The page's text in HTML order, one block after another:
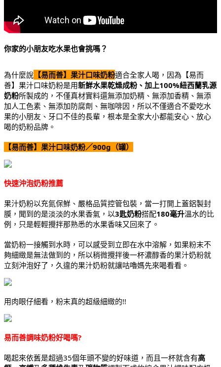
你家的小朋友吃水果也會挑嗎？
為什麼說 【易而善】果汁口味奶粉適合全家人喝，因為【易而
善】果汁口味奶粉是用新鮮水果乾燥成粉、加上100%紐西蘭乳源
奶粉所製成的，不僅真材實料還無添加奶精、無添加香精、無添
加人工色素、無添加防腐劑、無咖啡因，所以不僅適合不愛吃水
果的小朋友、牙口不佳的長輩，根本是全家大小都能安心、放心
喝的奶粉品牌。
【易而善】果汁口味奶粉／900g（罐）
快速沖泡奶粉推薦
果汁奶粉以充氮保鮮、 嚴格品質控管包裝，當一打開上蓋鋁製封
膜，聞到的是淡淡的水果香氣，以3匙奶粉搭配180毫升溫水的比
例，只是輕輕攪拌那熟悉的水果香味又回來了。
當奶粉一接觸到水時，可以感受到立即在水中溶解，如果粉末不
夠細緻是無法做到的，所以稍微攪拌後一杯濃醇香的果汁奶粉就
立刻沖泡好了，久違的果汁奶粉就讓咕嚕媽先來喝看看。
用肉眼仔細看，粉末真的超級細緻的!!
易而善調味奶粉好喝嗎?
喝起來依舊是超過35個年頭不變的好味道，而且一杯就含有高